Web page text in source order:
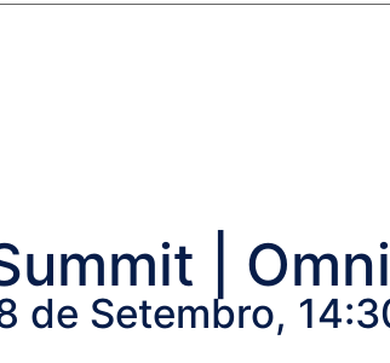
Documental
/
Processos
|
de Setembro,